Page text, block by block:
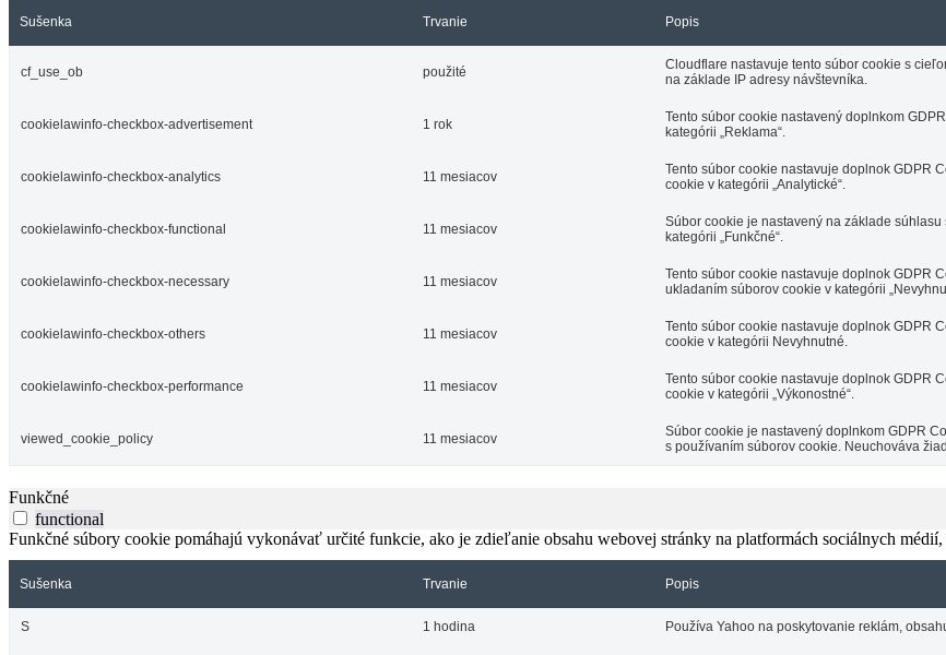
Sušenka Trvanie Popis
cf_use_ob použité
Cloudflare nastavuje tento súbor cookie s
na základe IP adresy návštevníka.
cookielawinfo-checkbox-advertisement 1 rok
Tento súbor cookie nastavený doplnkom
kategórii „Reklama“.
cookielawinfo-checkbox-analytics 11 mesiacov
Tento súbor cookie nastavuje doplnok GDPR
cookie v kategórii „Analytické“.
cookielawinfo-checkbox-functional 11 mesiacov
Súbor cookie je nastavený na základe
kategórii „Funkčné“.
cookielawinfo-checkbox-necessary 11 mesiacov
Tento súbor cookie nastavuje doplnok GDPR
ukladaním súborov cookie v kategórii
cookielawinfo-checkbox-others 11 mesiacov
Tento súbor cookie nastavuje doplnok GDPR
cookie v kategórii Nevyhnutné.
cookielawinfo-checkbox-performance 11 mesiacov
Tento súbor cookie nastavuje doplnok GDPR
cookie v kategórii „Výkonostné“.
viewed_cookie_policy 11 mesiacov
Súbor cookie je nastavený doplnkom GDPR
s používaním súborov cookie. Neuchováva
Funkčné
functional
Funkčné súbory cookie pomáhajú vykonávať určité funkcie, ako je zdieľanie obsahu webovej stránky na platformách sociálnych
Sušenka Trvanie Popis
S 1 hodina Používa Yahoo na poskytovanie reklám,